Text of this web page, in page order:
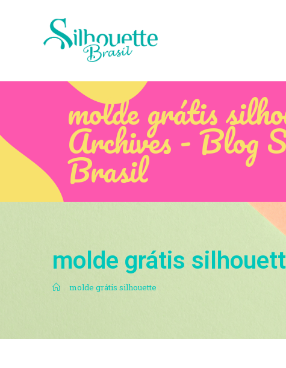
molde grátis
Archives - Blog
Brasil
molde grátis
. molde grátis silhouette